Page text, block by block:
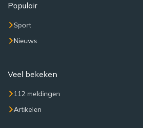
Populair
Sport
Nieuws
Veel bekeken
112 meldingen
Artikelen